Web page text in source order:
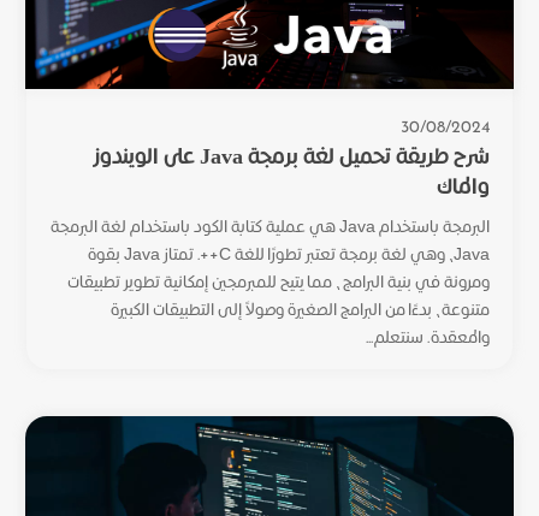
30/08/2024
شرح طريقة تحميل لغة برمجة Java على الويندوز
والماك
البرمجة باستخدام Java هي عملية كتابة الكود باستخدام لغة البرمجة
Java، وهي لغة برمجة تعتبر تطورًا للغة C++. تمتاز Java بقوة
ومرونة في بنية البرامج، مما يتيح للمبرمجين إمكانية تطوير تطبيقات
متنوعة، بدءًا من البرامج الصغيرة وصولاً إلى التطبيقات الكبيرة
والمعقدة. سنتعلم...